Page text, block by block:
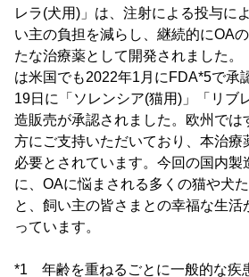
レラ(犬用)」は、注射による投与に
い主の負担を減らし、継続的にOA
たな治療薬として開発されました。
は米国でも2022年1月にFDA*5で承
19日に「ソレンシア(猫用)」「リブ
造販売が承認されました。欧州では
方にご支持いただいており、本治療
必要とされています。今回の国内製
に、OAに悩まされる多くの猫や犬
と、飼い主の皆さまとの幸福な生
っています。
*1 年齢を重ねるごとに一般的な疾